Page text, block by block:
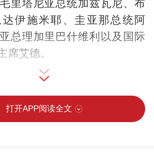
里塔尼亚总统加兹瓦尼、布
达伊施米耶、圭亚那总统阿
总理加里巴什维利以及国际
席艾德。
并合影留念。
打开APP阅读全文